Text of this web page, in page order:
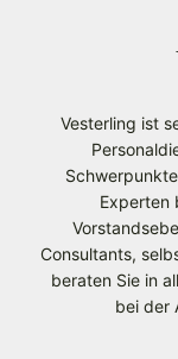
Vesterling ist
Experten
Consultants,
beraten Sie in
bei der